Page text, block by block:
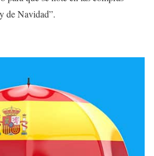
de Navidad”.